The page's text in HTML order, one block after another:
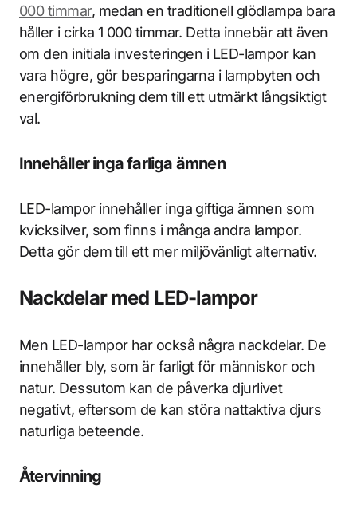
000 timmar, medan en traditionell glödlampa bara
håller i cirka 1 000 timmar. Detta innebär att även
om den initiala investeringen i LED-lampor kan
vara högre, gör besparingarna i lampbyten och
energiförbrukning dem till ett utmärkt långsiktigt
val.
Innehåller inga farliga ämnen
LED-lampor innehåller inga giftiga ämnen som
kvicksilver, som finns i många andra lampor.
Detta gör dem till ett mer miljövänligt alternativ.
Nackdelar med LED-lampor
Men LED-lampor har också några nackdelar. De
innehåller bly, som är farligt för människor och
natur. Dessutom kan de påverka djurlivet
negativt, eftersom de kan störa nattaktiva djurs
naturliga beteende.
Återvinning